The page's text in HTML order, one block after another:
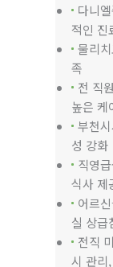
다니
적인 진
물리
족
전 직
높은 케
부천
성 강화
직영
식사 제
어르
실 상급
전직
시 관리